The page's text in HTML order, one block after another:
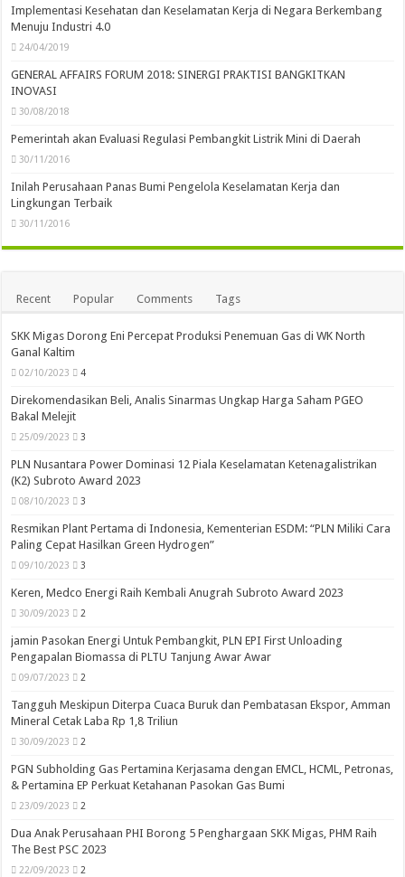
Implementasi Kesehatan dan Keselamatan Kerja di Negara Berkembang
Menuju Industri 4.0
24/04/2019
GENERAL AFFAIRS FORUM 2018: SINERGI PRAKTISI BANGKITKAN
INOVASI
30/08/2018
Pemerintah akan Evaluasi Regulasi Pembangkit Listrik Mini di Daerah
30/11/2016
Inilah Perusahaan Panas Bumi Pengelola Keselamatan Kerja dan
Lingkungan Terbaik
30/11/2016
Recent Popular Comments Tags
SKK Migas Dorong Eni Percepat Produksi Penemuan Gas di WK North
Ganal Kaltim
02/10/2023 4
Direkomendasikan Beli, Analis Sinarmas Ungkap Harga Saham PGEO
Bakal Melejit
25/09/2023 3
PLN Nusantara Power Dominasi 12 Piala Keselamatan Ketenagalistrikan
(K2) Subroto Award 2023
08/10/2023 3
Resmikan Plant Pertama di Indonesia, Kementerian ESDM: “PLN Miliki Cara
Paling Cepat Hasilkan Green Hydrogen”
09/10/2023 3
Keren, Medco Energi Raih Kembali Anugrah Subroto Award 2023
30/09/2023 2
jamin Pasokan Energi Untuk Pembangkit, PLN EPI First Unloading
Pengapalan Biomassa di PLTU Tanjung Awar Awar
09/07/2023 2
Tangguh Meskipun Diterpa Cuaca Buruk dan Pembatasan Ekspor, Amman
Mineral Cetak Laba Rp 1,8 Triliun
30/09/2023 2
PGN Subholding Gas Pertamina Kerjasama dengan EMCL, HCML, Petronas,
& Pertamina EP Perkuat Ketahanan Pasokan Gas Bumi
23/09/2023 2
Dua Anak Perusahaan PHI Borong 5 Penghargaan SKK Migas, PHM Raih
The Best PSC 2023
22/09/2023 2